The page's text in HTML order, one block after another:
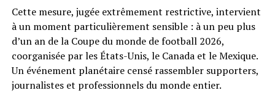
Cette mesure, jugée extrêmement restrictive, intervient
à un moment particulièrement sensible : à un peu plus
d’un an de la Coupe du monde de football 2026,
coorganisée par les États-Unis, le Canada et le Mexique.
Un événement planétaire censé rassembler supporters,
journalistes et professionnels du monde entier.